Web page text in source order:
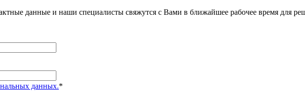
данные и наши специалисты свяжутся с Вами в ближайшее рабочее время для
данных.*